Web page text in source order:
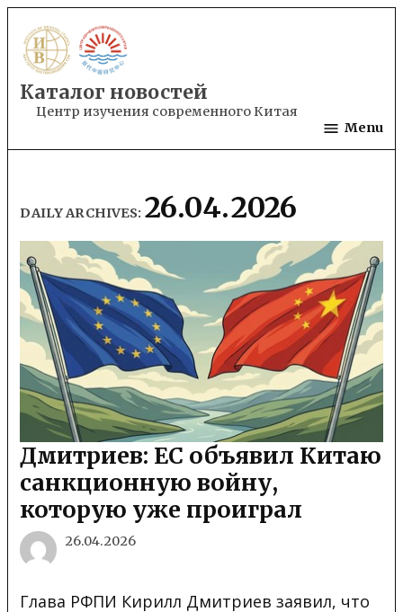
to
content
Каталог новостей
Центр изучения современного Китая
Menu
DAILY ARCHIVES: 26.04.2026
Дмитриев: ЕС объявил Китаю
санкционную войну,
которую уже проиграл
26.04.2026
Глава РФПИ Кирилл Дмитриев заявил, что